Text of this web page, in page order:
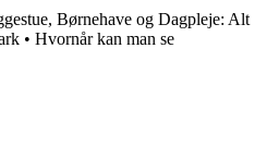
Børnehave og Dagpleje: Alt
• Hvornår kan man se